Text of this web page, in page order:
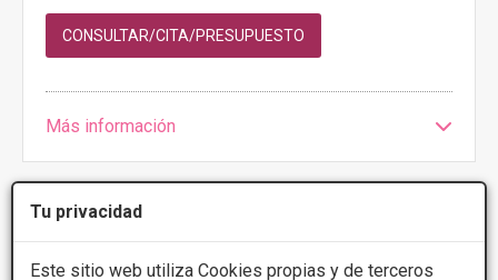
Tu privacidad
Este sitio web utiliza Cookies propias y de terceros
CONSULTAR/CITA/PRESUPUESTO
Más información
1 de 1